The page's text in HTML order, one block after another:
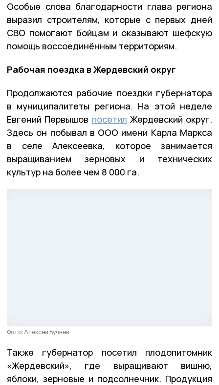
Особые слова благодарности глава региона
выразил строителям, которые с первых дней
СВО помогают бойцам и оказывают шефскую
помощь воссоединённым территориям.
Рабочая поездка в Жердевский округ
Продолжаются рабочие поездки губернатора
в муниципалитеты региона. На этой неделе
Евгений Первышов посетил Жердевский округ.
Здесь он побывал в ООО имени Карла Маркса
в селе Алексеевка, которое занимается
выращиванием зерновых и технических
культур на более чем 8 000 га.
Фото: Алексей Бучнев
Также губернатор посетил плодопитомник
«Жердевский», где выращивают вишню,
яблоки, зерновые и подсолнечник. Продукция